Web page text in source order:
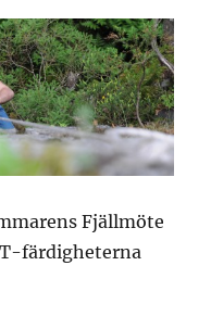
Fjällmöte
färdigheterna